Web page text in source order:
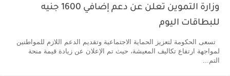
وزارة التموين تعلن عن دعم إضافي 1600 جنيه
للبطاقات اليوم
تسعى الحكومة لتعزيز الحماية الاجتماعية وتقديم الدعم اللازم للمواطنين
لمواجهة ارتفاع تكاليف المعيشة، حيث تم الإعلان عن زيادة قيمة منحة
التم...